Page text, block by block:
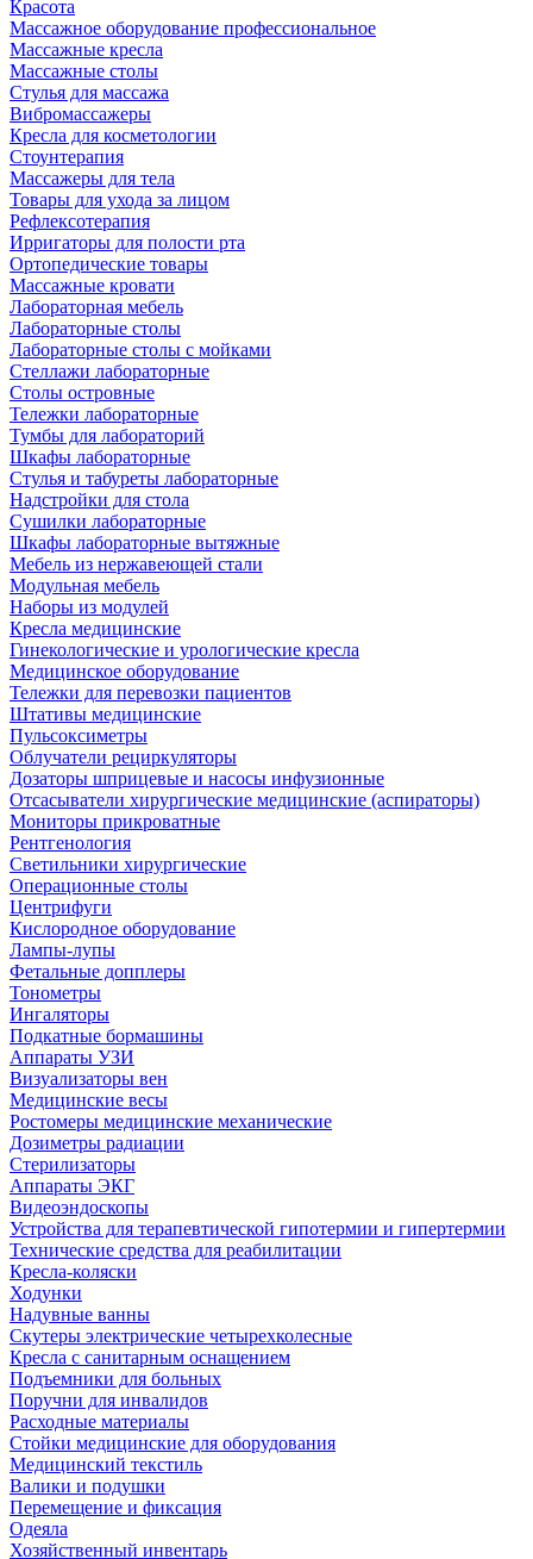
Красота
Массажное оборудование профессиональное
Массажные кресла
Массажные столы
Стулья для массажа
Вибромассажеры
Кресла для косметологии
Стоунтерапия
Массажеры для тела
Товары для ухода за лицом
Рефлексотерапия
Ирригаторы для полости рта
Ортопедические товары
Массажные кровати
Лабораторная мебель
Лабораторные столы
Лабораторные столы с мойками
Стеллажи лабораторные
Столы островные
Тележки лабораторные
Тумбы для лабораторий
Шкафы лабораторные
Стулья и табуреты лабораторные
Надстройки для стола
Сушилки лабораторные
Шкафы лабораторные вытяжные
Мебель из нержавеющей стали
Модульная мебель
Наборы из модулей
Кресла медицинские
Гинекологические и урологические кресла
Медицинское оборудование
Тележки для перевозки пациентов
Штативы медицинские
Пульсоксиметры
Облучатели рециркуляторы
Дозаторы шприцевые и насосы инфузионные
Отсасыватели хирургические медицинские (аспираторы)
Мониторы прикроватные
Рентгенология
Светильники хирургические
Операционные столы
Центрифуги
Кислородное оборудование
Лампы-лупы
Фетальные допплеры
Тонометры
Ингаляторы
Подкатные бормашины
Аппараты УЗИ
Визуализаторы вен
Медицинские весы
Ростомеры медицинские механические
Дозиметры радиации
Стерилизаторы
Аппараты ЭКГ
Видеоэндоскопы
Устройства для терапевтической гипотермии и гипертермии
Технические средства для реабилитации
Кресла-коляски
Ходунки
Надувные ванны
Скутеры электрические четырехколесные
Кресла с санитарным оснащением
Подъемники для больных
Поручни для инвалидов
Расходные материалы
Стойки медицинские для оборудования
Медицинский текстиль
Валики и подушки
Перемещение и фиксация
Одеяла
Хозяйственный инвентарь